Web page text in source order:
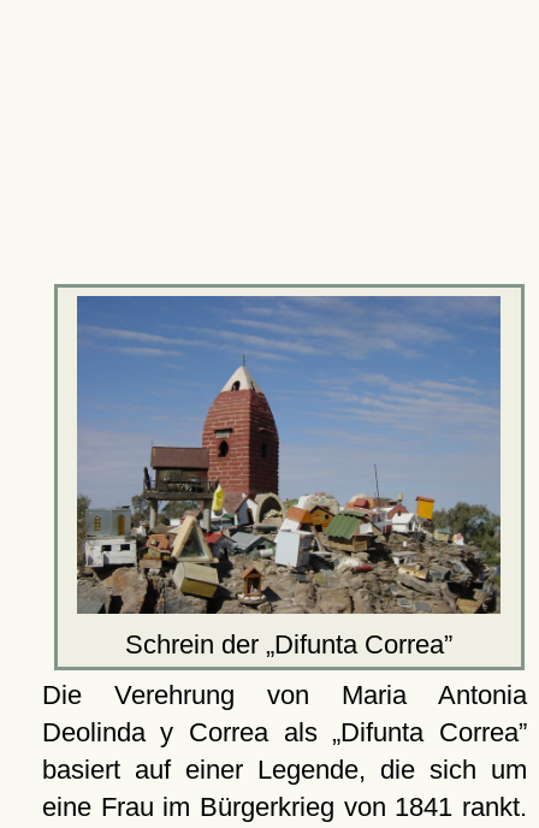
Schrein der Difunta Correa
Die Verehrung von Maria Antonia
Deolinda y Correa als Difunta Correa
basiert auf einer Legende, die sich um
eine Frau im Bürgerkrieg von 1841 rankt.